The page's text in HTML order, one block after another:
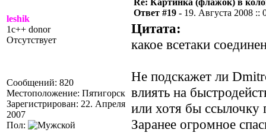
leshik
1c++ donor
Отсутствует
Сообщений: 820
Местоположение: Пятигорск
Зарегистрирован: 22. Апреля
2007
Пол:
Re: Картинка (флажок) в
Ответ #19 - 19. Августа 2008 ::
Цитата:
какое всетаки
Не подскажет ли
влиять на
или хотя бы ссылочку
Заранее огромное